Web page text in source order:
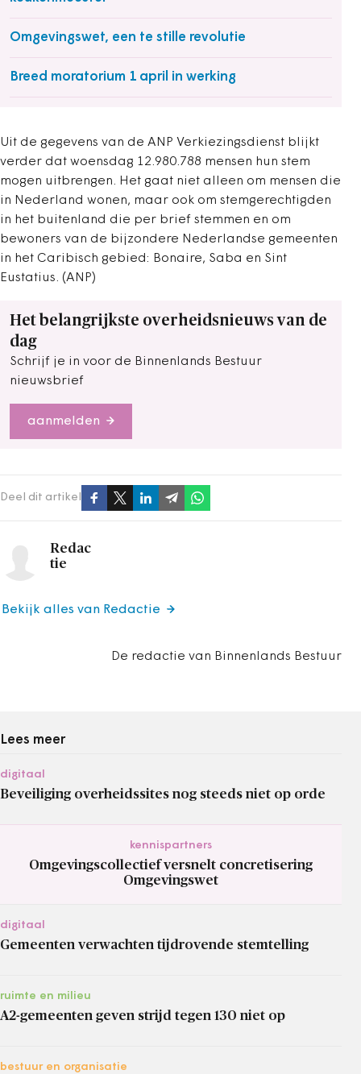
Omgevingswet, een te stille revolutie
Breed moratorium 1 april in werking
Uit de gegevens van de ANP Verkiezingsdienst blijkt
verder dat woensdag 12.980.788 mensen hun stem
mogen uitbrengen. Het gaat niet alleen om mensen die
in Nederland wonen, maar ook om stemgerechtigden
in het buitenland die per brief stemmen en om
bewoners van de bijzondere Nederlandse gemeenten
in het Caribisch gebied: Bonaire, Saba en Sint
Eustatius. (ANP)
Het belangrijkste overheidsnieuws van de
dag
Schrijf je in voor de Binnenlands Bestuur
nieuwsbrief
aanmelden
Deel dit artikel
Redac
tie
De redactie van Binnenlands Bestuur
Bekijk alles van Redactie
Lees meer
digitaal
Beveiliging overheidssites nog steeds niet op orde
kennispartners
Omgevingscollectief versnelt concretisering
Omgevingswet
digitaal
Gemeenten verwachten tijdrovende stemtelling
ruimte en milieu
A2-gemeenten geven strijd tegen 130 niet op
bestuur en organisatie